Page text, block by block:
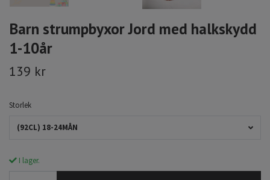
Barn strumpbyxor Jord med halkskydd
1-10år
139 kr
Storlek
(92CL) 18-24MÅN
I lager.